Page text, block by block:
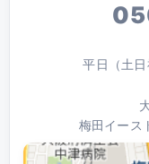
平日（土
梅田イース